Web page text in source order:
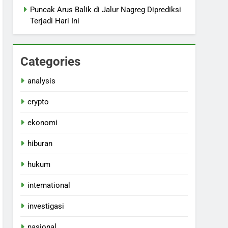
Puncak Arus Balik di Jalur Nagreg Diprediksi
Terjadi Hari Ini
Categories
analysis
crypto
ekonomi
hiburan
hukum
international
investigasi